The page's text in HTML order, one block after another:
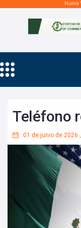
Nueva
Teléfono
01 de junio de 2026 ,